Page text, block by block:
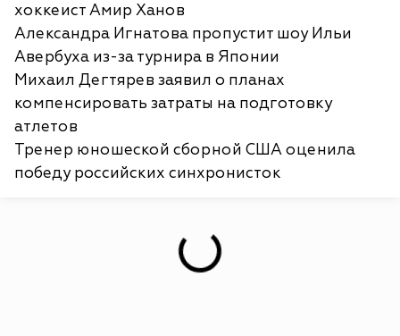
хоккеист Амир Ханов
Александра Игнатова пропустит шоу Ильи
Авербуха из-за турнира в Японии
Михаил Дегтярев заявил о планах
компенсировать затраты на подготовку
атлетов
Тренер юношеской сборной США оценила
победу российских синхронисток